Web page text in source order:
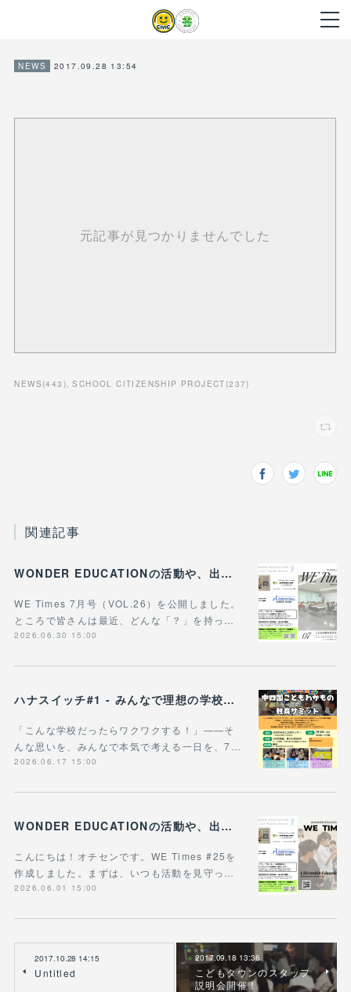
NEWS 2017.09.28 13:54
元記事が見つかりませんでした
NEWS (443 ) SCHOOL CITIZENSHIP PROJECT (237)
関連記事
WONDER EDUCATIONの活動や、出張講座・講演のご案内をまとめた 『WE Times #26』を公開しました！
WE Times 7月号（VOL.26）を公開しました。
ところで皆さんは最近、どんな「？」を持っ…
2026.06.30 15:00
ハナスイッチ#1 - みんなで理想の学校や学びの未来を考える新企画、スタート！
「こんな学校だったらワクワクする！」——そ
んな思いを、みんなで本気で考える一日を、7…
2026.06.17 15:00
WONDER EDUCATIONの活動や、出張講座・講演のご案内をまとめた 『WE Times #25』を公開しました！
こんにちは！オチセンです。WE Times #25を
作成しました。まずは、いつも活動を見守っ…
2026.06.01 15:00
2017.10.28 14:15
Untitled
2017.09.18 13:36
こどもタウンのスタッフ
説明会開催！